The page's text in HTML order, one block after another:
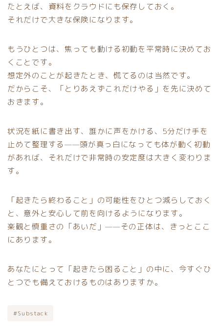
たとえば、資料をクラウドにも保存しておく。
それだけで大きな保険になります。
もうひとつは、焦っても動ける初動を平常時に決めてお
くことです。
想定外のことが起きたとき、慌てるのは当然です。
だからこそ、「とりあえずこれだけやる」を先に決めて
おきます。
状況を紙に書き出す、誰かに声をかける、5分だけ手を
止めて整理する——頭が真っ白になっても体が動く初動
があれば、それだけで非常時の安定度は大きく変わりま
す。
「起きたら終わること」の可能性をひとつ減らしておく
と、意外と安心して前を向けるようになります。
楽観と慎重さの「あいだ」——その正体は、きっとここ
にあります。
あなたにとって「起きたら困ること」の中に、今すぐひ
とつでも備えておけるものはありますか。
#Substack